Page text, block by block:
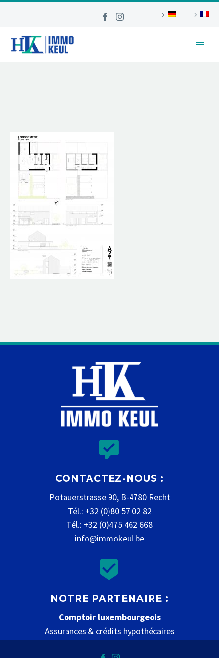


CONTACTEZ-NOUS :
Potauerstrasse 90, B-4780 Recht
Tél.: +32 (0)80 57 02 82
Tél.: +32 (0)475 462 668
info@immokeul.be


NOTRE PARTENAIRE :
Comptoir luxembourgeois
Assurances & crédits hypothécaires